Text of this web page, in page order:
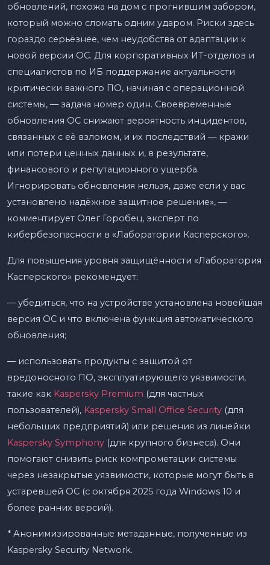
обновлений, похожа на дом с прогнившим забором,
который можно сломать одним ударом. Риски здесь
гораздо серьёзнее, чем неудобства от адаптации к
новой версии ОС. Для корпоративных ИТ-отделов и
специалистов по ИБ поддержание актуальности
критически важного ПО, начиная с операционной
системы, — задача номер один. Своевременные
обновления ОС снижают вероятность инцидентов,
связанных с её взломом, и их последствий — кражи
или потери ценных данных и, в результате,
финансового и репутационного ущерба.
Игнорировать обновления нельзя, даже если у вас
установлено надёжное защитное решение», —
комментирует Олег Горобец, эксперт по
кибербезопасности в «Лаборатории Касперского».
Для повышения уровня защищённости «Лаборатория
Касперского» рекомендует:
— убедиться, что на устройстве установлена новейшая
версия ОС и что включена функция автоматического
обновления;
— использовать продукты с защитой от
вредоносного ПО, эксплуатирующего уязвимости,
такие как Kaspersky Premium (для частных
пользователей), Kaspersky Small Office Security (для
небольших предприятий) или решения из линейки
Kaspersky Symphony (для крупного бизнеса). Они
помогают снизить риск компрометации системы
через незакрытые уязвимости, которые могут быть в
устаревшей ОС (с октября 2025 года Windows 10 и
более ранних версий).
* Анонимизированные метаданные, полученные из
Kaspersky Security Network.